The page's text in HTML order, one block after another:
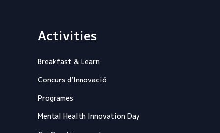
Activities
Breakfast & Learn
Concurs d’Innovació
Programes
Mental Health Innovation Day